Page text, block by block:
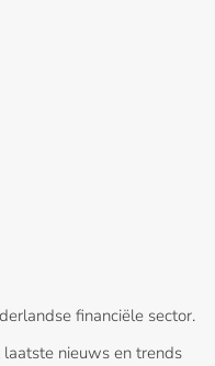
financiële sector.
nieuws en trends